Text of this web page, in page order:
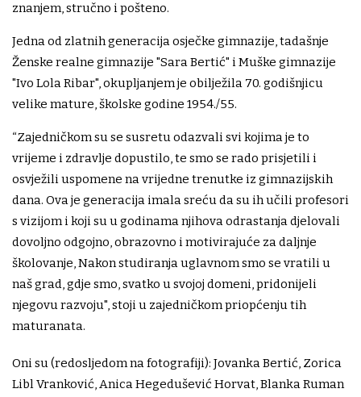
znanjem, stručno i pošteno.
Jedna od zlatnih generacija osječke gimnazije, tadašnje
Ženske realne gimnazije "Sara Bertić" i Muške gimnazije
"Ivo Lola Ribar", okupljanjem je obilježila 70. godišnjicu
velike mature, školske godine 1954./55.
“Zajedničkom su se susretu odazvali svi kojima je to
vrijeme i zdravlje dopustilo, te smo se rado prisjetili i
osvježili uspomene na vrijedne trenutke iz gimnazijskih
dana. Ova je generacija imala sreću da su ih učili profesori
s vizijom i koji su u godinama njihova odrastanja djelovali
dovoljno odgojno, obrazovno i motivirajuće za daljnje
školovanje, Nakon studiranja uglavnom smo se vratili u
naš grad, gdje smo, svatko u svojoj domeni, pridonijeli
njegovu razvoju", stoji u zajedničkom priopćenju tih
maturanata.
Oni su (redosljedom na fotografiji): Jovanka Bertić, Zorica
Libl Vranković, Anica Hegedušević Horvat, Blanka Ruman